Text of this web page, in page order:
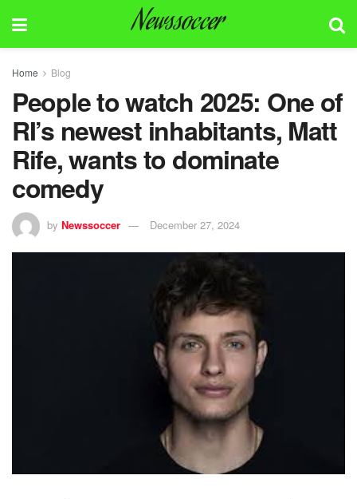
Newssoccer
Home Blog
People to watch 2025: One of
RI’s newest inhabitants, Matt
Rife, wants to dominate
comedy
by Newssoccer December 27, 2024